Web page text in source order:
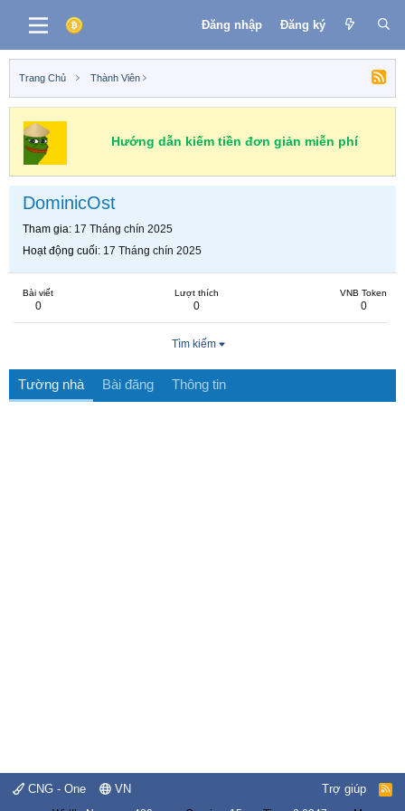
Đăng nhập Đăng ký
Trang Chủ Thành Viên
Hướng dẫn kiếm tiền đơn giản miễn phí
DominicOst
Tham gia 17 Tháng chín 2025
Hoạt động cuối 17 Tháng chín 2025
Bài viết
0
Lượt thích
0
VNB Token
0
Tìm kiếm
Tường nhà Bài đăng Thông tin
CNG - One VN Trợ giúp
R